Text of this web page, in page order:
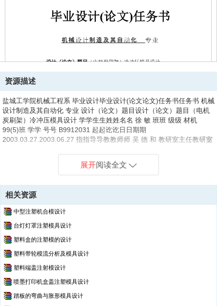
第1页
资源描述
盐城工学院机械工程系 毕业设计毕业设计(论文论文)任务书任务书 机械
设计制造及其自动化 专业 设计（论文）题目设计（论文）题目（电机
炭刷架）冷冲压模具设计 学学生生姓姓名名 徐 敏 班班 级级 材机
99(5)班 学学 号号 B9912031 起起讫讫日日期期
2003.03.27.2003.06.27 指指导导教教师师 吴 德 和 教研室主任教研室
一张 参考有关资料，合理标注尺寸、公差及有关技术要求 2.根据冲压
度、实际加工的需要，分析、确定加工工序 2.为准确制定出各道工序，
必须先绘制比较精确的工件的（平面）展开
展开阅读全文
相关资源
中型注塑机合模设计
台灯灯罩注塑模具设计
塑料盒的注塑模的设计
塑料带轮模流分析及模具设计
塑料端盖注射模设计
喷墨打印机盒盖注塑模具设计
踏板的弯曲与胀形模具设计